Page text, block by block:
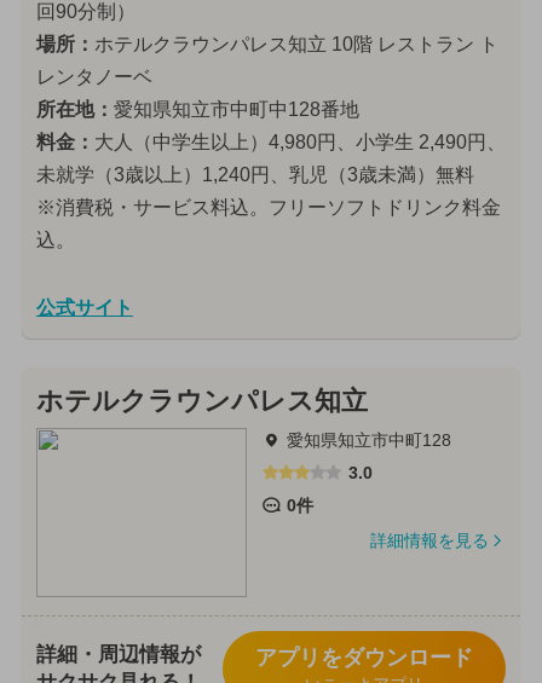
回90分制）
場所： ホテルクラウンパレス知立 10階 レストラン ト
レンタノーベ
所在地： 愛知県知立市中町中128番地
料金： 大人（中学生以上）4,980円、小学生 2,490円、
未就学（3歳以上）1,240円、乳児（3歳未満）無料
※消費税・サービス料込。フリーソフトドリンク料金
込。
公式サイト
ホテルクラウンパレス知立
愛知県知立市中町128
3.0
0件
詳細情報を見る
詳細・周辺情報が
アプリをダウンロード